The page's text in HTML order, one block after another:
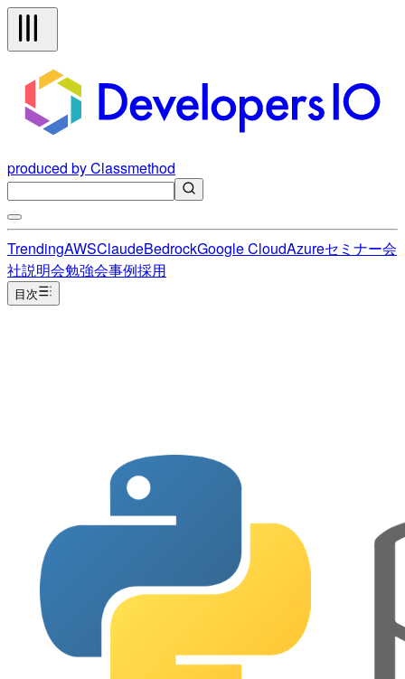
produced by Classmethod
TrendingAWSClaudeBedrockGoogle CloudAzureセミナー会
社説明会勉強会事例採用
目次